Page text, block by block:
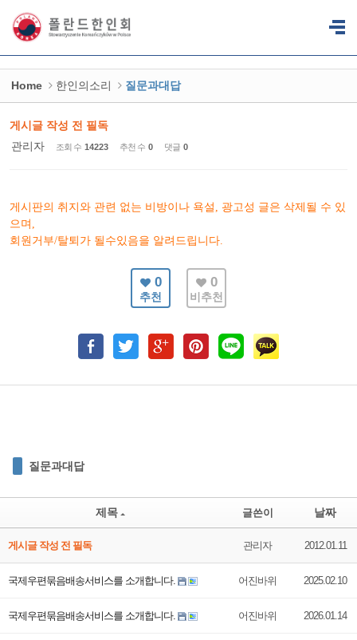
Home 한인의소리 질문과대답
게시글 작성 전 필독
관리자
조회 수 14223 추천 수 0 댓글 0
게시판의 취지와 관련 없는 비방이나 욕설, 광고성 글은 삭제될 수 있
으며,
회원거부/탈퇴가 될수있음을 알려드립니다.
0
추천
0
비추천
질문과대답
제목 글쓴이 날짜
게시글 작성 전 필독 관리자 2012.01.11
국제우편묶음배송서비스를 소개합니다. 어진바위 2025.02.10
국제우편묶음배송서비스를 소개합니다. 어진바위 2026.01.14